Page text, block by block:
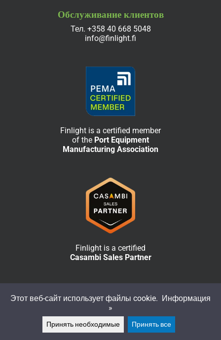
Обслуживание клиентов
Тел. +358 40 668 5048
info@finlight.fi
Finlight is a certified member
of the Port Equipment
Manufacturing Association
Finlight is a certified
Casambi Sales Partner
Этот веб-сайт использует файлы cookie. Информация
»
Принять необходимые Принять все